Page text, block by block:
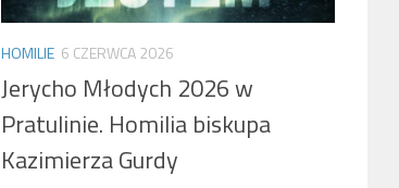
HOMILIE 6 CZERWCA 2026
Jerycho Młodych 2026 w
Pratulinie. Homilia biskupa
Kazimierza Gurdy